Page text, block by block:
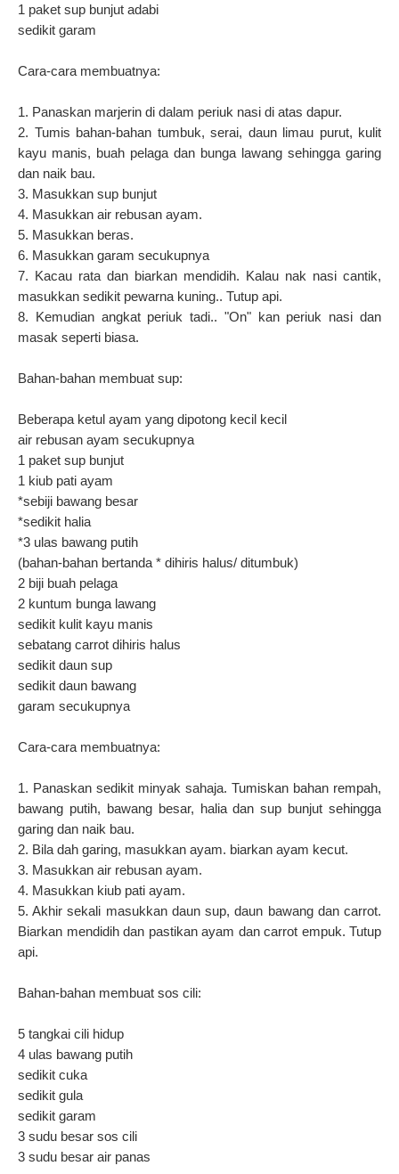
1 paket sup bunjut adabi
sedikit garam
Cara-cara membuatnya:
1. Panaskan marjerin di dalam periuk nasi di atas dapur.
2. Tumis bahan-bahan tumbuk, serai, daun limau purut, kulit
kayu manis, buah pelaga dan bunga lawang sehingga garing
dan naik bau.
3. Masukkan sup bunjut
4. Masukkan air rebusan ayam.
5. Masukkan beras.
6. Masukkan garam secukupnya
7. Kacau rata dan biarkan mendidih. Kalau nak nasi cantik,
masukkan sedikit pewarna kuning.. Tutup api.
8. Kemudian angkat periuk tadi.. "On" kan periuk nasi dan
masak seperti biasa.
Bahan-bahan membuat sup:
Beberapa ketul ayam yang dipotong kecil kecil
air rebusan ayam secukupnya
1 paket sup bunjut
1 kiub pati ayam
*sebiji bawang besar
*sedikit halia
*3 ulas bawang putih
(bahan-bahan bertanda * dihiris halus/ ditumbuk)
2 biji buah pelaga
2 kuntum bunga lawang
sedikit kulit kayu manis
sebatang carrot dihiris halus
sedikit daun sup
sedikit daun bawang
garam secukupnya
Cara-cara membuatnya:
1. Panaskan sedikit minyak sahaja. Tumiskan bahan rempah,
bawang putih, bawang besar, halia dan sup bunjut sehingga
garing dan naik bau.
2. Bila dah garing, masukkan ayam. biarkan ayam kecut.
3. Masukkan air rebusan ayam.
4. Masukkan kiub pati ayam.
5. Akhir sekali masukkan daun sup, daun bawang dan carrot.
Biarkan mendidih dan pastikan ayam dan carrot empuk. Tutup
api.
Bahan-bahan membuat sos cili:
5 tangkai cili hidup
4 ulas bawang putih
sedikit cuka
sedikit gula
sedikit garam
3 sudu besar sos cili
3 sudu besar air panas